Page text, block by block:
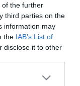
of the further
third parties on the
information may
the IAB’s List of
disclose it to other
or more Google
γονιδίων
και η
που
αγωνιστικής